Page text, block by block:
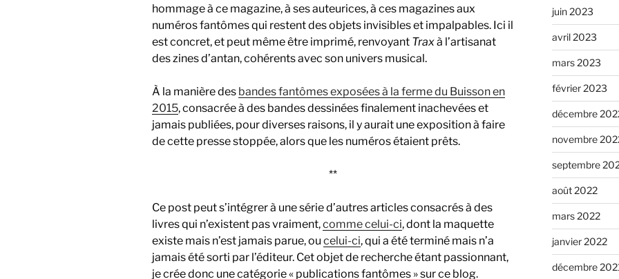
hommage à ce magazine, à ses auteurices, à ces magazines aux
numéros fantômes qui restent des objets invisibles et impalpables. Ici il
est concret, et peut même être imprimé, renvoyant Traxà l’artisanat
des zines d’antan, cohérents avec son univers musical.
À la manière des bandes fantômes exposées à la ferme du Buisson en
2015, consacrée à des bandes dessinées finalement inachevées et
jamais publiées, pour diverses raisons, il y aurait une exposition à faire
de cette presse stoppée, alors que les numéros étaient prêts.
**
Ce post peut s’intégrer à une série d’autres articles consacrés à des
livres qui n’existent pas vraiment,comme celui-ci, dont la maquette
existe mais n’est jamais parue, ou celui-ci, qui a été terminé mais n’a
jamais été sorti par l’éditeur. Cet objet de recherche étant passionnant,
je crée donc une catégorie « publications fantômes » sur ce blog.
juin 2023
avril 2023
mars 2023
février 2023
décembre
novembre
septembre
août 2022
mars 2022
janvier 2022
décembre